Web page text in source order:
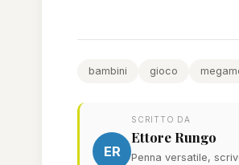
bambini gioco
ER
SCRITTO DA
Ettore Rungo
Penna versatile,